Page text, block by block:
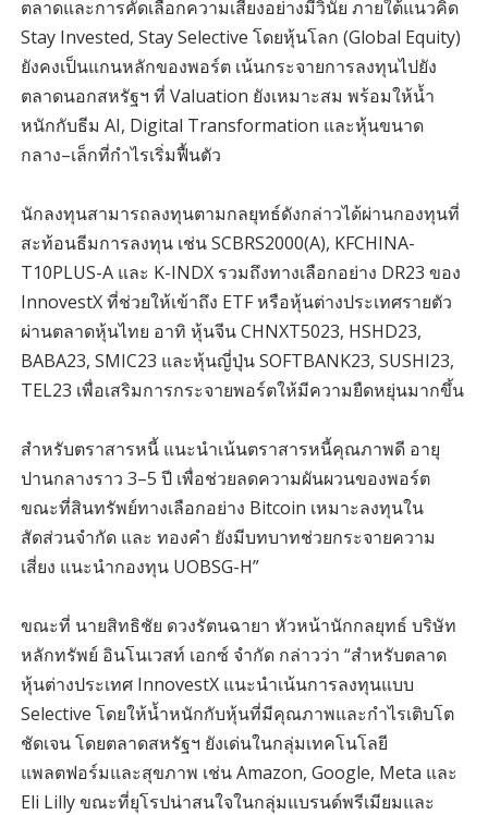
ตลาดและการคัดเลือกความเสี่ยงอย่างมีวินัย ภายใต้แนวคิด
Stay Invested, Stay Selective โดยหุ้นโลก (Global Equity)
ยังคงเป็นแกนหลักของพอร์ต เน้นกระจายการลงทุนไปยัง
ตลาดนอกสหรัฐฯ ที่ Valuation ยังเหมาะสม พร้อมให้น้ำ
หนักกับธีม AI, Digital Transformation และหุ้นขนาด
กลาง–เล็กที่กำไรเริ่มฟื้นตัว
นักลงทุนสามารถลงทุนตามกลยุทธ์ดังกล่าวได้ผ่านกองทุนที่
สะท้อนธีมการลงทุน เช่น SCBRS2000(A), KFCHINA-
T10PLUS-A และ K-INDX รวมถึงทางเลือกอย่าง DR23 ของ
InnovestX ที่ช่วยให้เข้าถึง ETF หรือหุ้นต่างประเทศรายตัว
ผ่านตลาดหุ้นไทย อาทิ หุ้นจีน CHNXT5023, HSHD23,
BABA23, SMIC23 และหุ้นญี่ปุ่น SOFTBANK23, SUSHI23,
TEL23 เพื่อเสริมการกระจายพอร์ตให้มีความยืดหยุ่นมากขึ้น
สำหรับตราสารหนี้ แนะนำเน้นตราสารหนี้คุณภาพดี อายุ
ปานกลางราว 3–5 ปี เพื่อช่วยลดความผันผวนของพอร์ต
ขณะที่สินทรัพย์ทางเลือกอย่าง Bitcoin เหมาะลงทุนใน
สัดส่วนจำกัด และ ทองคำ ยังมีบทบาทช่วยกระจายความ
เสี่ยง แนะนำกองทุน UOBSG-H”
ขณะที่ นายสิทธิชัย ดวงรัตนฉายา หัวหน้านักกลยุทธ์ บริษัท
หลักทรัพย์ อินโนเวสท์ เอกซ์ จำกัด กล่าวว่า “สำหรับตลาด
หุ้นต่างประเทศ InnovestX แนะนำเน้นการลงทุนแบบ
Selective โดยให้น้ำหนักกับหุ้นที่มีคุณภาพและกำไรเติบโต
ชัดเจน โดยตลาดสหรัฐฯ ยังเด่นในกลุ่มเทคโนโลยี
แพลตฟอร์มและสุขภาพ เช่น Amazon, Google, Meta และ
Eli Lilly ขณะที่ยุโรปน่าสนใจในกลุ่มแบรนด์พรีเมียมและ